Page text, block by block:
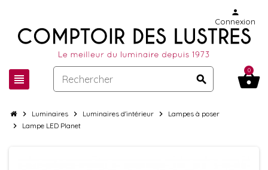
view_headline search
person
Connexion
shopping_basket
0
chevron_right Luminaires chevron_right Luminaires d'intérieur chevron_right Lampes à poser
chevron_right Lampe LED Planet